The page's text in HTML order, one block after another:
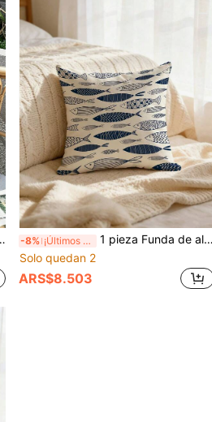
-8% ¡Últimos 3 días
1 pieza Funda de almohada con patrón de pez azul - Funda de cojín cuadrada decorativa, adecuada para uso en sofá o cama, diseño de un solo lado, sin núcleo incorporado, lavable a máquina, cierre con cremallera, estilo oceánico lindo (inserto de almohada no incluido)
Solo quedan 2
ARS$8.503